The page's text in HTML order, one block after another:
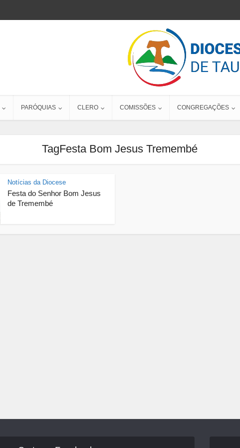
PARÓQUIAS CLERO COMISSÕES CONGREGAÇÕES
TagFesta Bom Jesus Tremembé
Notícias da Diocese
Festa do Senhor Bom Jesus
de Tremembé